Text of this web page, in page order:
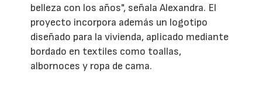
belleza con los años", señala Alexandra. El
proyecto incorpora además un logotipo
diseñado para la vivienda, aplicado mediante
bordado en textiles como toallas,
albornoces y ropa de cama.